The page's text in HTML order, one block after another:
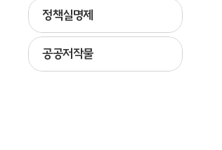
정책실명제
공공저작물